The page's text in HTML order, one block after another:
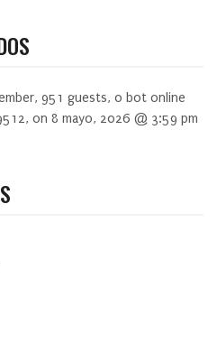
951 guests, 0 bot online
, on 8 mayo, 2026 @ 3:59 pm